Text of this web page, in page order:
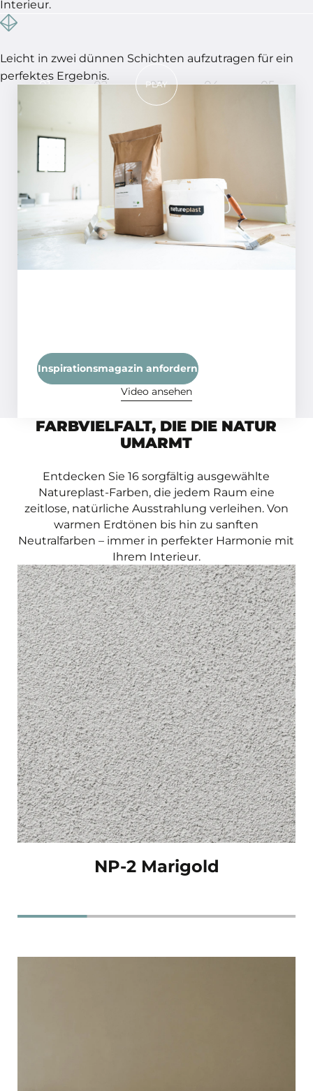
Interieur.
Leicht in zwei dünnen Schichten aufzutragen für ein
perfektes Ergebnis.
PLAY
01 02 03 04 05
Ergebnis!
SCHRITT 01
Stellen Sie sicher, dass die Oberfläche
eben, fest, sauber und trocken ist, mit
einer maximalen Restfeuchte von 4%, um
eine optimale Haftung und ein
makelloses Finish zu gewährleisten.
Inspirationsmagazin anfordern
Video ansehen
FARBVIELFALT, DIE DIE NATUR
UMARMT
Entdecken Sie 16 sorgfältig ausgewählte
Natureplast-Farben, die jedem Raum eine
zeitlose, natürliche Ausstrahlung verleihen. Von
warmen Erdtönen bis hin zu sanften
Neutralfarben – immer in perfekter Harmonie mit
Ihrem Interieur.
NP-2 Marigold